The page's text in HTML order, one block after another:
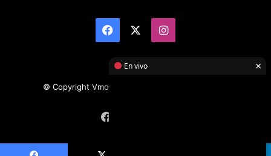
Facebook Instagram
© Copyright Vmotor TI 2026, All Rights Reserved
En vivo ×